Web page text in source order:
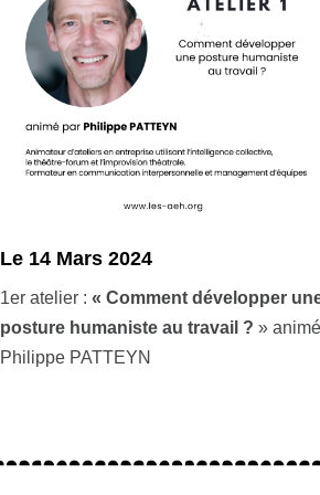
Le 14 Mars 2024
1er atelier : « Comment développer
posture humaniste au travail ? »
Philippe PATTEYN